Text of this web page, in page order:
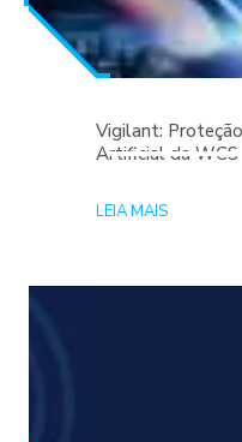
Vigilant:
Artificial da WCS
LEIA MAIS